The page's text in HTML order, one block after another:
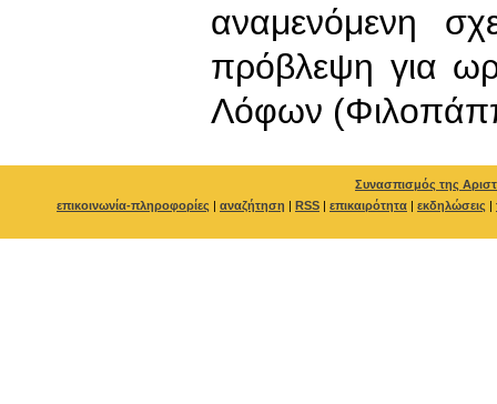
αναμενόμενη
πρόβλεψη για
Λόφων
Συνασπισμός της
επικοινωνία-πληροφορίες | αναζήτηση | RSS | επικαιρότητα | εκδηλώσεις |